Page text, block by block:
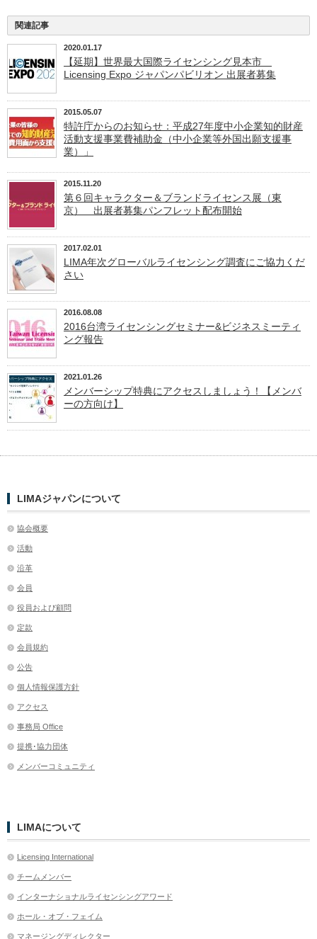
関連記事
2020.01.17
【延期】世界最大国際ライセンシング見本市
Licensing Expo ジャパンパビリオン 出展者募集
2015.05.07
特許庁からのお知らせ：平成27年度中小企業知的財産
活動支援事業費補助金（中小企業等外国出願支援事
業）」
2015.11.20
第６回キャラクター＆ブランドライセンス展（東
京） 出展者募集パンフレット配布開始
2017.02.01
LIMA年次グローバルライセンシング調査にご協力くだ
さい
2016.08.08
2016台湾ライセンシングセミナー&ビジネスミーティ
ング報告
2021.01.26
メンバーシップ特典にアクセスしましょう！【メンバ
ーの方向け】
LIMAジャパンについて
協会概要
活動
沿革
会員
役員および顧問
定款
会員規約
公告
個人情報保護方針
アクセス
事務局 Office
提携･協力団体
メンバーコミュニティ
LIMAについて
Licensing International
チームメンバー
インターナショナルライセンシングアワード
ホール・オブ・フェイム
マネージングディレクター